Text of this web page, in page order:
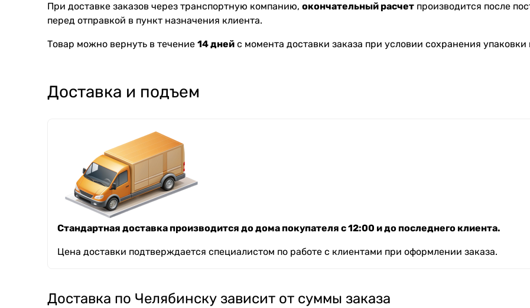
При доставке заказов через транспортную компанию, окончательный расчет производится после
перед отправкой в пункт назначения клиента.
Товар можно вернуть в течение 14 дней с момента доставки заказа при условии сохранения упаковки
Доставка и подъем
Стандартная доставка производится до дома покупателя с 12:00 и до последнего клиента.
Цена доставки подтверждается специалистом по работе с клиентами при оформлении заказа.
Доставка по Челябинску зависит от суммы заказа